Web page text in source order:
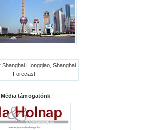
Média támogatónk